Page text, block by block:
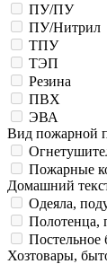
ПУ/ПУ
ПУ/Нитрил
ТПУ
ТЭП
Резина
ПВХ
ЭВА
Вид пожарной
Пожарные
Домашний
Одеяла,
Полотенца,
Постельное
Хозтовары,